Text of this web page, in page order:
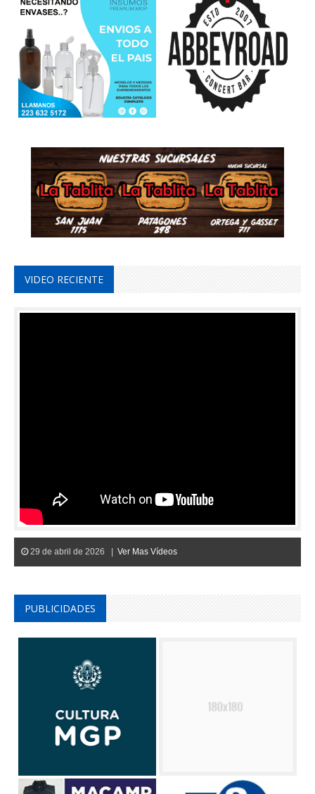
VIDEO RECIENTE
29 de abril de 2026 | Ver Mas Vídeos
PUBLICIDADES